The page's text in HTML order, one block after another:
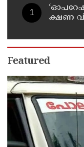
ക്ഷ​ണ
സൈ​സ്​
Featured